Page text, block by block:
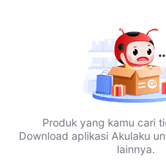
Produk yang kamu cari
Download aplikasi Akulaku
lainnya.